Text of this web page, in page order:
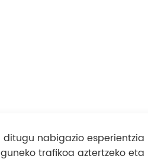
nabigazio esperientzia
trafikoa aztertzeko eta